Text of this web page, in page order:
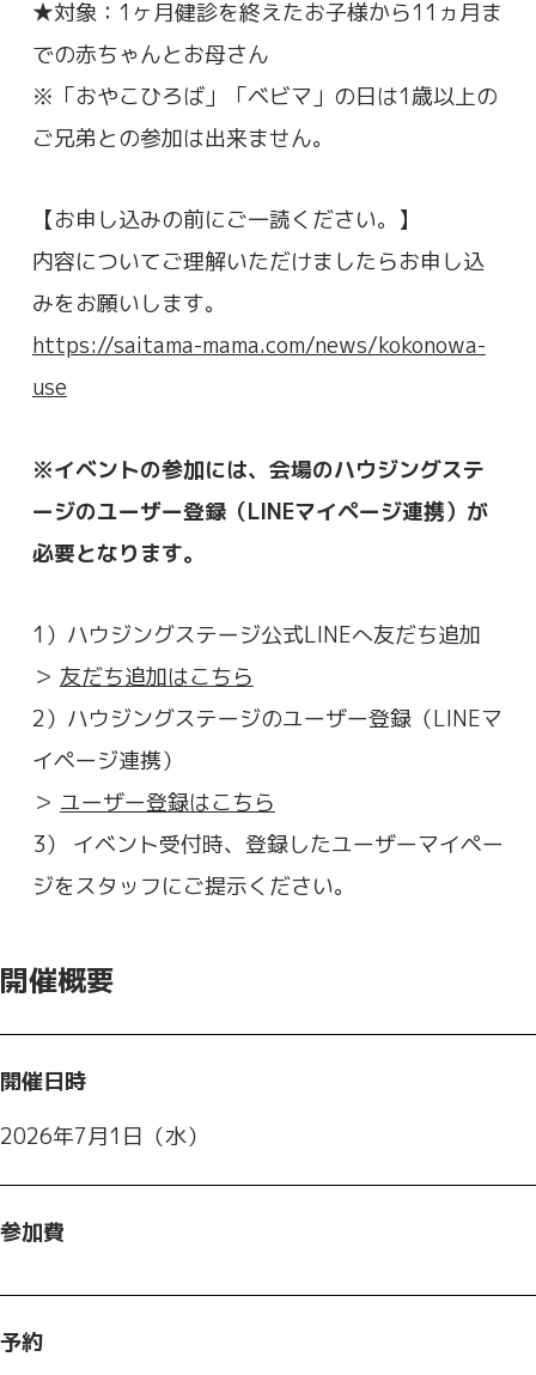
★対象：1ヶ月健診を終えたお子様から11ヵ月ま
での赤ちゃんとお母さん
※「おやこひろば」「ベビマ」の日は1歳以上の
ご兄弟との参加は出来ません。
【お申し込みの前にご一読ください。】
内容についてご理解いただけましたらお申し込
みをお願いします。
https://saitama-mama.com/news/kokonowa-
use
※イベントの参加には、会場のハウジングステ
ージのユーザー登録（LINEマイページ連携）が
必要となります。
1）ハウジングステージ公式LINEへ友だち追加
＞ 友だち追加はこちら
2）ハウジングステージのユーザー登録（LINEマ
イページ連携）
＞ ユーザー登録はこちら
3） イベント受付時、登録したユーザーマイペー
ジをスタッフにご提示ください。
開催概要
開催日時
2026年7月1日（水）
参加費
予約